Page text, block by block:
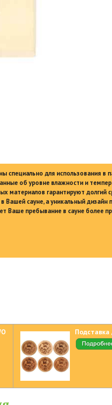
специально для использования в
об уровне влажности и
материалов гарантируют долгий
Вашей сауне, а уникальный дизайн
Ваше пребывание в сауне более
Подставка